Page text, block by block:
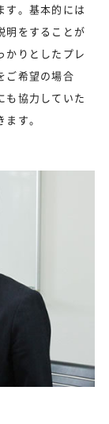
す。基本的には
明をすることが
かりとしたプレ
ご希望の場合
も協力していた
す。